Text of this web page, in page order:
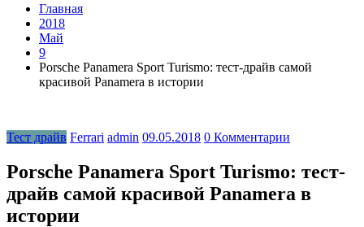
Главная
2018
Май
9
Porsche Panamera Sport Turismo: тест-драйв самой
красивой Panamera в истории
Тест драйв Ferrari admin 09.05.2018 0 Комментарии
Porsche Panamera Sport Turismo: тест-
драйв самой красивой Panamera в
истории